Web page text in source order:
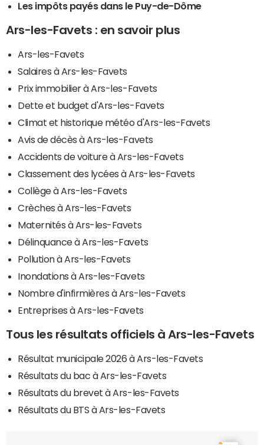
Les impôts payés dans le Puy-de-Dôme
Ars-les-Favets : en savoir plus
Ars-les-Favets
Salaires à Ars-les-Favets
Prix immobilier à Ars-les-Favets
Dette et budget d'Ars-les-Favets
Climat et historique météo d'Ars-les-Favets
Avis de décès à Ars-les-Favets
Accidents de voiture à Ars-les-Favets
Classement des lycées à Ars-les-Favets
Collège à Ars-les-Favets
Crèches à Ars-les-Favets
Maternités à Ars-les-Favets
Délinquance à Ars-les-Favets
Pollution à Ars-les-Favets
Inondations à Ars-les-Favets
Nombre d'infirmières à Ars-les-Favets
Entreprises à Ars-les-Favets
Tous les résultats officiels à Ars-les-Favets
Résultat municipale 2026 à Ars-les-Favets
Résultats du bac à Ars-les-Favets
Résultats du brevet à Ars-les-Favets
Résultats du BTS à Ars-les-Favets